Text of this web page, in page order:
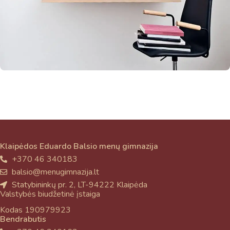
Klaipėdos Eduardo Balsio menų gimnazija
+370 46 340183
balsio@menugimnazija.lt
Statybininkų pr. 2, LT-94222 Klaipėda
Valstybės biudžetinė įstaiga
Kodas 190979923
Bendrabutis
Taigi... kuo galėčiau Jums padėti?